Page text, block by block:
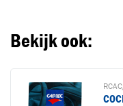
Bekijk ook: